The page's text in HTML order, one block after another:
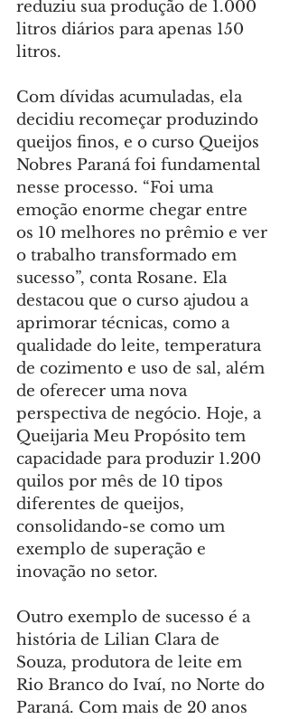
reduziu sua produção de 1.000
litros diários para apenas 150
litros.
Com dívidas acumuladas, ela
decidiu recomeçar produzindo
queijos finos, e o curso Queijos
Nobres Paraná foi fundamental
nesse processo. “Foi uma
emoção enorme chegar entre
os 10 melhores no prêmio e ver
o trabalho transformado em
sucesso”, conta Rosane. Ela
destacou que o curso ajudou a
aprimorar técnicas, como a
qualidade do leite, temperatura
de cozimento e uso de sal, além
de oferecer uma nova
perspectiva de negócio. Hoje, a
Queijaria Meu Propósito tem
capacidade para produzir 1.200
quilos por mês de 10 tipos
diferentes de queijos,
consolidando-se como um
exemplo de superação e
inovação no setor.
Outro exemplo de sucesso é a
história de Lilian Clara de
Souza, produtora de leite em
Rio Branco do Ivaí, no Norte do
Paraná. Com mais de 20 anos